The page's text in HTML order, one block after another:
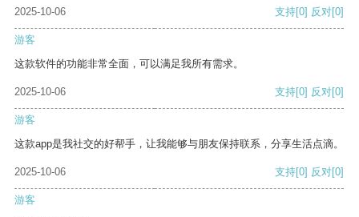
2025-10-06
支持[0] 反对[0]
游客
这款软件的功能非常全面，可以满足我所有需求。
2025-10-06 支持[0] 反对[0]
游客
这款app是我社交的好帮手，让我能够与朋友保持联系，分享生活点滴。
2025-10-06 支持[0] 反对[0]
游客